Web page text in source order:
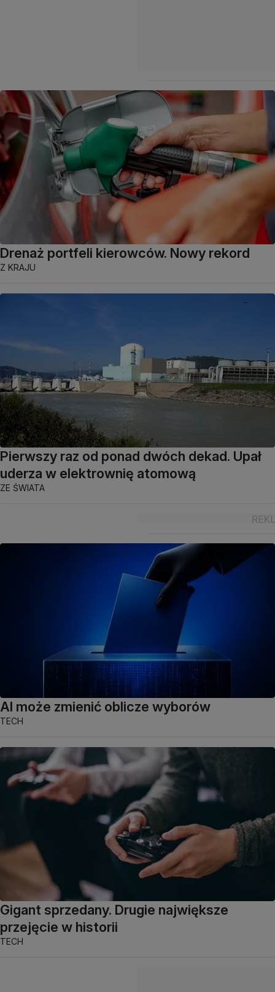
Drenaż portfeli kierowców. Nowy rekord
Z KRAJU
Pierwszy raz od ponad dwóch dekad. Upał
uderza w elektrownię atomową
ZE ŚWIATA
AI może zmienić oblicze wyborów
TECH
Gigant sprzedany. Drugie największe
przejęcie w historii
TECH